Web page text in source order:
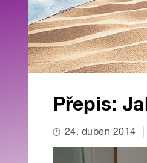
Přepis:
24. duben 2014